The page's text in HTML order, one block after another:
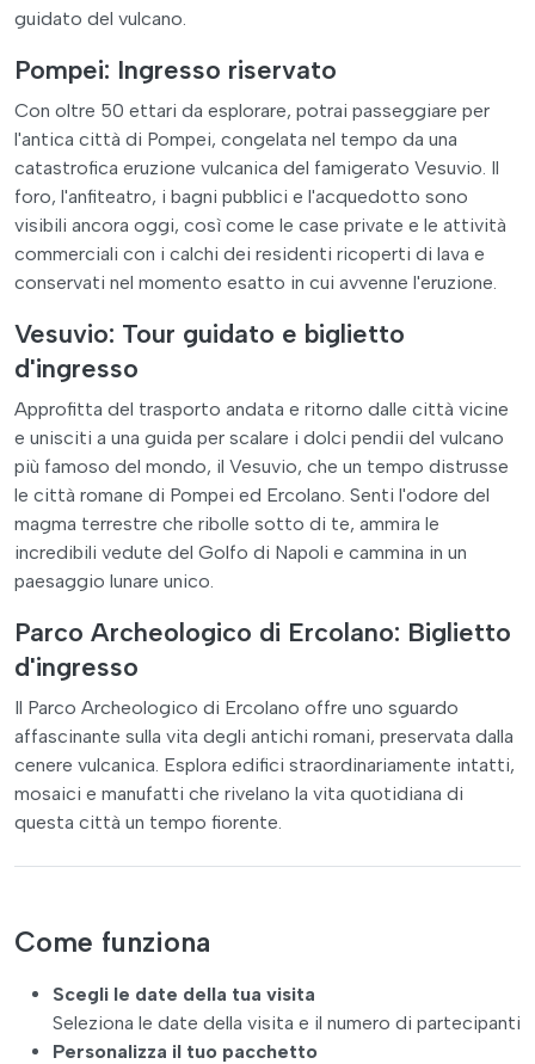
guidato del vulcano.
Pompei: Ingresso riservato
Con oltre 50 ettari da esplorare, potrai passeggiare per
l'antica città di Pompei, congelata nel tempo da una
catastrofica eruzione vulcanica del famigerato Vesuvio. Il
foro, l'anfiteatro, i bagni pubblici e l'acquedotto sono
visibili ancora oggi, così come le case private e le attività
commerciali con i calchi dei residenti ricoperti di lava e
conservati nel momento esatto in cui avvenne l'eruzione.
Vesuvio: Tour guidato e biglietto
d'ingresso
Approfitta del trasporto andata e ritorno dalle città vicine
e unisciti a una guida per scalare i dolci pendii del vulcano
più famoso del mondo, il Vesuvio, che un tempo distrusse
le città romane di Pompei ed Ercolano. Senti l'odore del
magma terrestre che ribolle sotto di te, ammira le
incredibili vedute del Golfo di Napoli e cammina in un
paesaggio lunare unico.
Parco Archeologico di Ercolano: Biglietto
d'ingresso
Il Parco Archeologico di Ercolano offre uno sguardo
affascinante sulla vita degli antichi romani, preservata dalla
cenere vulcanica. Esplora edifici straordinariamente intatti,
mosaici e manufatti che rivelano la vita quotidiana di
questa città un tempo fiorente.
Come funziona
Scegli le date della tua visita
Seleziona le date della visita e il numero di partecipanti
Personalizza il tuo pacchetto